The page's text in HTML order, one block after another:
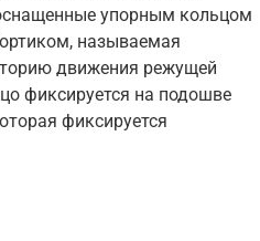
упорным кольцом
называемая
движения режущей
фиксируется на подошве
фиксируется